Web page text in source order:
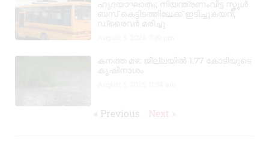
ഹൃദയാഘാതം; നിയന്ത്രണംവിട്ട സ്കൂൾ
ബസ് കെട്ടിടത്തിലേക്ക് ഇടിച്ചുകയറി,
ഡ്രൈവർ മരിച്ചു
കനത്ത മഴ: ജില്ലയിൽ 1.77 കോടിയുടെ
കൃഷിനാശം
« Previous Next »